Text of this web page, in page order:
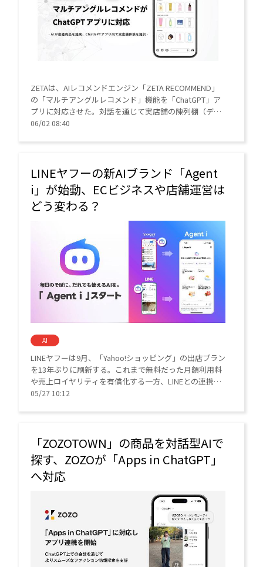
ZETAは、AIレコメンドエンジン「ZETA RECOMMEND」
の「マルチアングルレコメンド」機能を「ChatGPT」ア
プリに対応させた。対話を通じて実店舗の陳列棚（デジ
タルシェルフ）のような商品提案を行い、ECの購買意欲
06/02 08:40
LINEヤフーの新AIブランド「Agent
i」が始動、ECビジネスや店舗運営は
どう変わる？
AI
LINEヤフーは9月、「Yahoo!ショッピング」の出店プラン
を13年ぶりに刷新する。これまで無料だった月額利用料
や売上ロイヤリティを有償化する一方、LINEとの連携強
化やAI支援を拡充する。
05/27 10:12
「ZOZOTOWN」の商品を対話型AIで
探す、ZOZOが「Apps in ChatGPT」
へ対応